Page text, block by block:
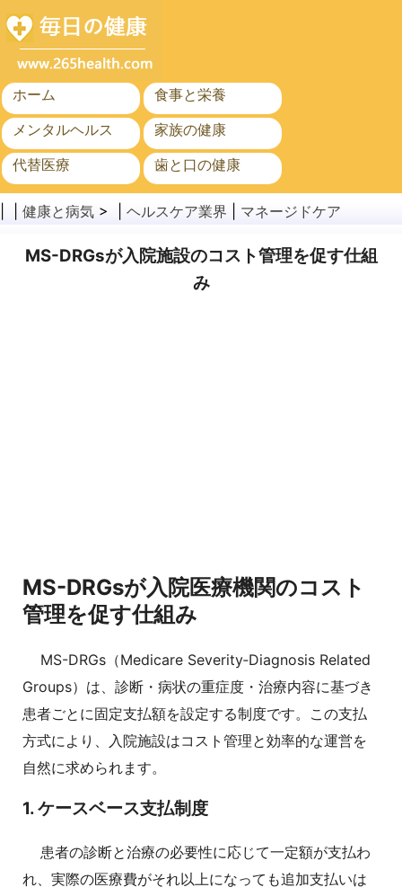
ホーム
食事と栄養
メンタルヘルス
家族の健康
代替医療
歯と口の健康
がん
健康と病気 > | ヘルスケア業界 マネージドケア
MS-DRGsが入院施設のコスト管理を促す仕組
み
MS-DRGsが入院医療機関のコスト
管理を促す仕組み
MS-DRGs（Medicare Severity‑Diagnosis Related
Groups）は、診断・病状の重症度・治療内容に基づき
患者ごとに固定支払額を設定する制度です。この支払
方式により、入院施設はコスト管理と効率的な運営を
自然に求められます。
1. ケースベース支払制度
患者の診断と治療の必要性に応じて一定額が支払わ
れ、実際の医療費がそれ以上になっても追加支払いは